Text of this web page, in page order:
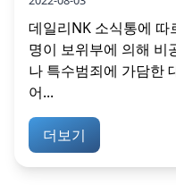
데일리NK 소식통에
명이 보위부에 의해 비
나 특수범죄에 가담한
어...
더보기